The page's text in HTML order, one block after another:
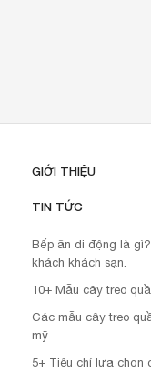
GIỚI THIỆU
TIN TỨC
Bếp ăn di động là
khách khách sạn.
10+ Mẫu cây treo
Các mẫu cây treo
mỹ
5+ Tiêu chí lựa chọn